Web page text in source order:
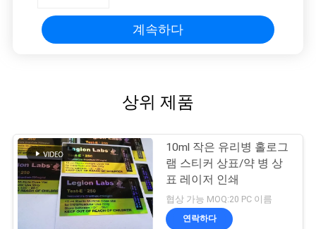
계속하다
상위 제품
10ml 작은 유리병 홀로그
램 스티커 상표/약 병 상
표 레이저 인쇄
협상 가능 MOQ:20 PC 이름
연락하다